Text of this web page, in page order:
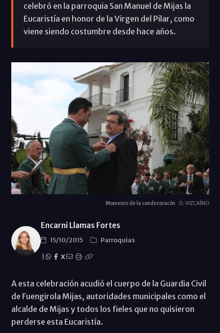
celebró en la parroquia San Manuel de Mijas la
Eucaristía en honor de la Virgen del Pilar, como
viene siendo costumbre desde hace años.
Momento de la condecoracón D. VIZCAÍNO
Encarni Llamas Fortes
15/10/2015
Parroquias
X
A esta celebración acudió el cuerpo de la Guardia Civil
de Fuengirola Mijas, autoridades municipales como el
alcalde de Mijas y todos los fieles que no quisieron
perderse esta Eucaristía.